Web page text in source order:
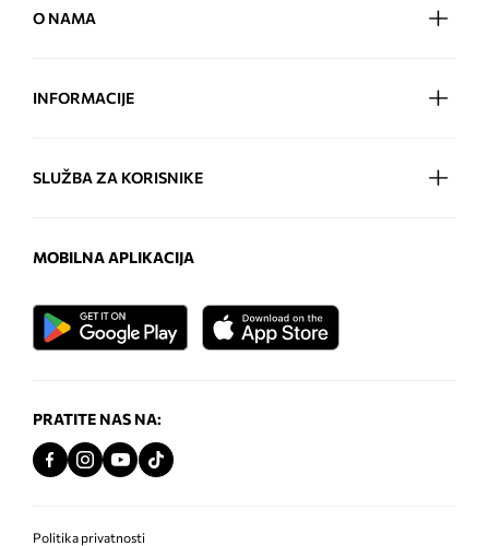
O NAMA
INFORMACIJE
SLUŽBA ZA KORISNIKE
MOBILNA APLIKACIJA
PRATITE NAS NA:
Politika privatnosti